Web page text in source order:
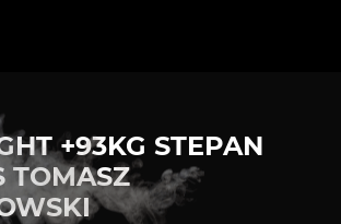
+93KG STEPAN
TOMASZ